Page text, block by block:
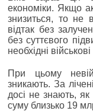
економіки. Якщо
знизиться, то не
відтак без
без суттєвого
необхідні
При цьому
зникають. За
досі не знають, як
суму близько 19